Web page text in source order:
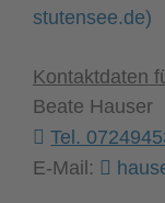
stutensee.de)
Kontaktdaten
Beate Hauser
Tel.
E-Mail: